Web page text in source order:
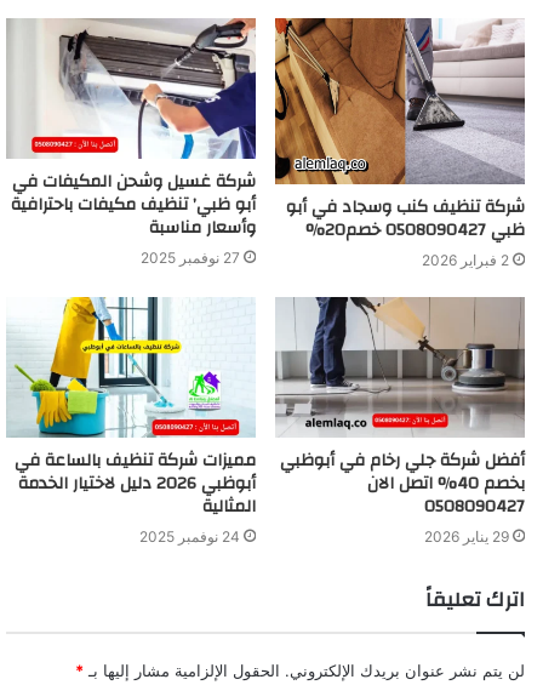
شركة تنظيف كنب وسجاد في أبو
ظبي 0508090427 خصم20%
2 فبراير 2026
شركة غسيل وشحن المكيفات في
أبو ظبي’ تنظيف مكيفات باحترافية
وأسعار مناسبة
27 نوفمبر 2025
أفضل شركة جلي رخام في أبوظبي
بخصم 40% اتصل الان
0508090427
29 يناير 2026
مميزات شركة تنظيف بالساعة في
أبوظبي 2026 دليل لاختيار الخدمة
المثالية
24 نوفمبر 2025
اترك تعليقاً
لن يتم نشر عنوان بريدك الإلكتروني. الحقول الإلزامية مشار إليها بـ *